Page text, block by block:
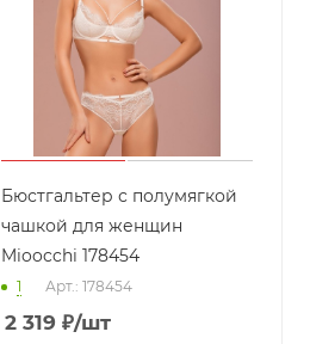
Бюстгальтер с полумягкой
чашкой для женщин
Mioocchi 178454
1 Арт.: 178454
2 319 ₽/шт